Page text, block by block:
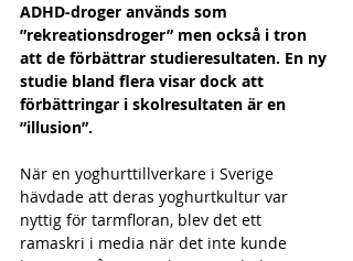
ADHD-droger används som
”rekreationsdroger” men också i tron
att de förbättrar studieresultaten. En ny
studie bland flera visar dock att
förbättringar i skolresultaten är en
”illusion”.
När en yoghurttillverkare i Sverige
hävdade att deras yoghurtkultur var
nyttig för tarmfloran, blev det ett
ramaskri i media när det inte kunde